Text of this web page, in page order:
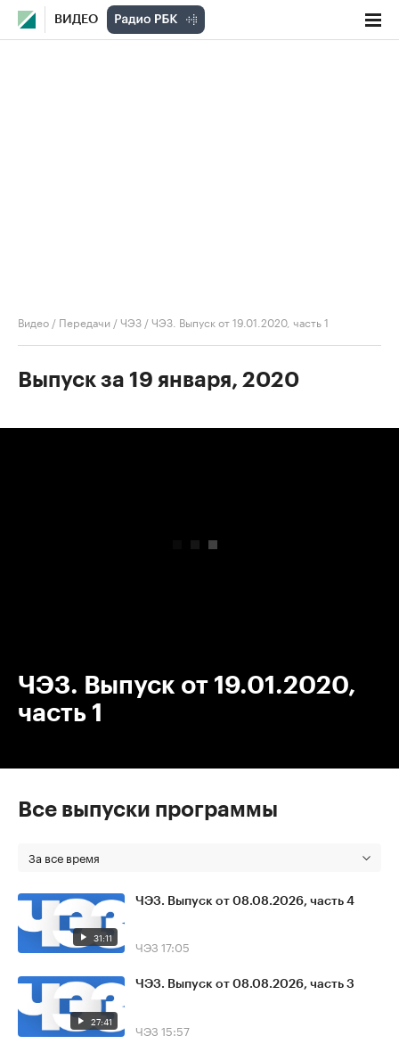
ВИДЕО
Видео / Передачи /ЧЭЗ /ЧЭЗ. Выпуск от 19.01.2020, часть 1
Выпуск за 19 января, 2020
ЧЭЗ. Выпуск от 19.01.2020,
часть 1
Все выпуски программы
За все время
31:11
ЧЭЗ. Выпуск от 08.08.2026, часть 4
ЧЭЗ 17:05
27:41
ЧЭЗ. Выпуск от 08.08.2026, часть 3
ЧЭЗ 15:57